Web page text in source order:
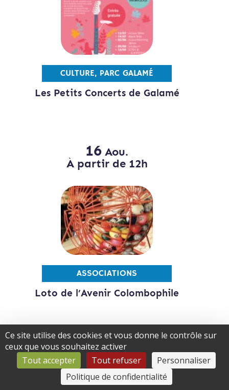
CULTURE, PARC GALAMÉ
Les Petits Concerts de Galamé
16 Aou.
À partir de 12h
ASSOCIATIONS
Loto de l’Avenir Colombophile
17Aou.
14h30-16h30
Ce site utilise des cookies et vous donne le contrôle sur
ceux que vous souhaitez activer
Tout accepter
Tout refuser
Personnaliser
Politique de confidentialité